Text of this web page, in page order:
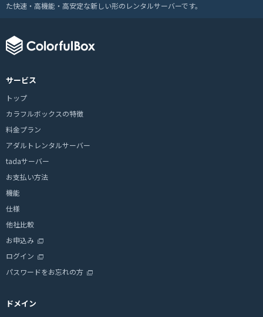
た快速・高機能・高安定な新しい形のレンタルサーバーです。
サービス
トップ
カラフルボックスの特徴
料金プラン
アダルトレンタルサーバー
tadaサーバー
お支払い方法
機能
仕様
他社比較
お申込み
ログイン
パスワードをお忘れの方
ドメイン